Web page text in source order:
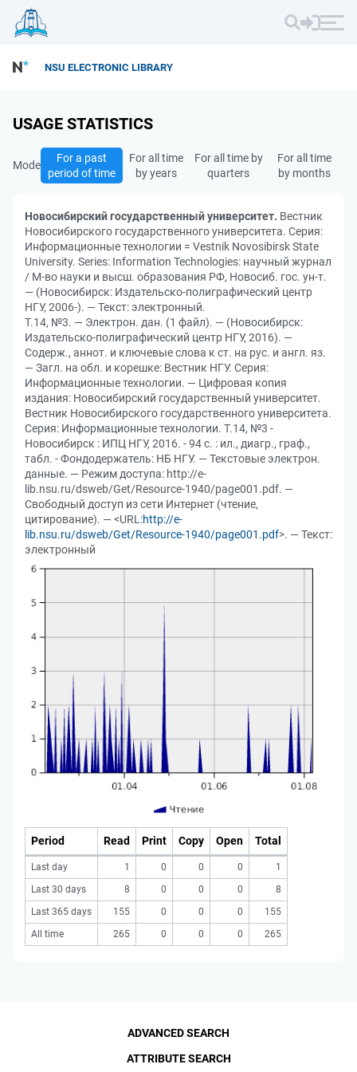
NSU ELECTRONIC LIBRARY
USAGE STATISTICS
Mode
For a past
period of time
For all time
by years
For all time by
quarters
For all time
by months
Новосибирский государственный университет. Вестник
Новосибирского государственного университета. Серия:
Информационные технологии = Vestnik Novosibirsk State
University. Series: Information Technologies: научный журнал
/ М-во науки и высш. образования РФ, Новосиб. гос. ун-т.
— (Новосибирск: Издательско-полиграфический центр
НГУ, 2006-). — Текст: электронный.
Т.14, №3. — Электрон. дан. (1 файл). — (Новосибирск:
Издательско-полиграфический центр НГУ, 2016). —
Содерж., аннот. и ключевые слова к ст. на рус. и англ. яз.
— Загл. на обл. и корешке: Вестник НГУ. Серия:
Информационные технологии. — Цифровая копия
издания: Новосибирский государственный университет.
Вестник Новосибирского государственного университета.
Серия: Информационные технологии. Т.14, №3 -
Новосибирск : ИПЦ НГУ, 2016. - 94 с. : ил., диагр., граф.,
табл. - Фондодержатель: НБ НГУ. — Текстовые электрон.
данные. — Режим доступа: http://e-
lib.nsu.ru/dsweb/Get/Resource-1940/page001.pdf. —
Свободный доступ из сети Интернет (чтение,
цитирование). — <URL:http://e-
lib.nsu.ru/dsweb/Get/Resource-1940/page001.pdf>. — Текст:
электронный
Period Read Print Copy Open Total
Last day 1 0 0 0
1
Last 30 days
8 0 0 0
8
Last 365 days
155 0 0 0
155
All time
265 0 0 0 265
ADVANCED SEARCH
ATTRIBUTE SEARCH